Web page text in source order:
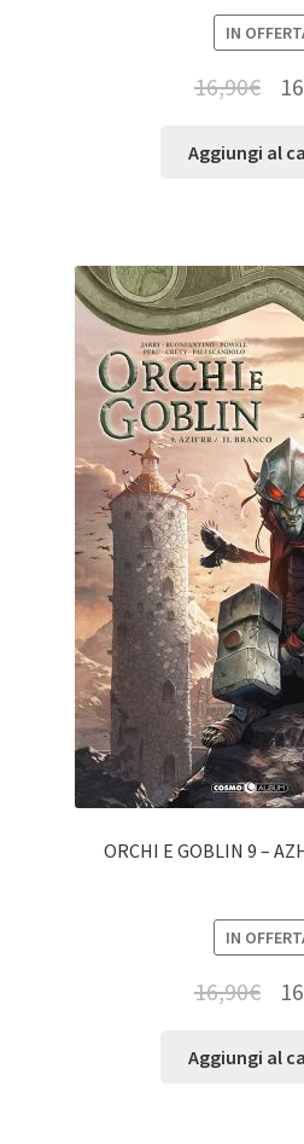
IN
16,90€
Aggiungi al
ORCHI E GOBLIN 9 –
IN
16,90€
Aggiungi al